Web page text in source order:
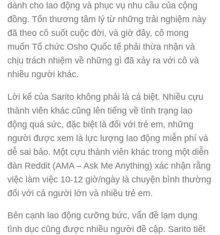
dành cho lao động và phục vụ nhu cầu của cộng
đồng. Tổn thương tâm lý từ những trải nghiệm này
đã theo cô suốt cuộc đời, và giờ đây, cô mong
muốn Tổ chức Osho Quốc tế phải thừa nhận và
chịu trách nhiệm về những gì đã xảy ra với cô và
nhiều người khác.
Lời kể của Sarito không phải là cá biệt. Nhiều cựu
thành viên khác cũng lên tiếng về tình trạng lao
động quá sức, đặc biệt là đối với trẻ em, những
người được xem là lực lượng lao động miễn phí và
dễ sai bảo. Một cựu thành viên khác trong một diễn
đàn Reddit (AMA – Ask Me Anything) xác nhận rằng
việc làm việc 10-12 giờ/ngày là chuyện bình thường
đối với cả người lớn và nhiều trẻ em.
Bên cạnh lao động cưỡng bức, vấn đề lạm dụng
tình dục cũng được nhiều người đề cập. Sarito tiết